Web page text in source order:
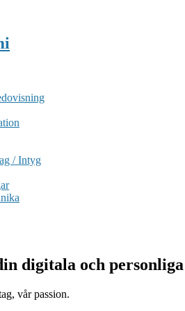
/ Intyg
digitala och
vår passion.